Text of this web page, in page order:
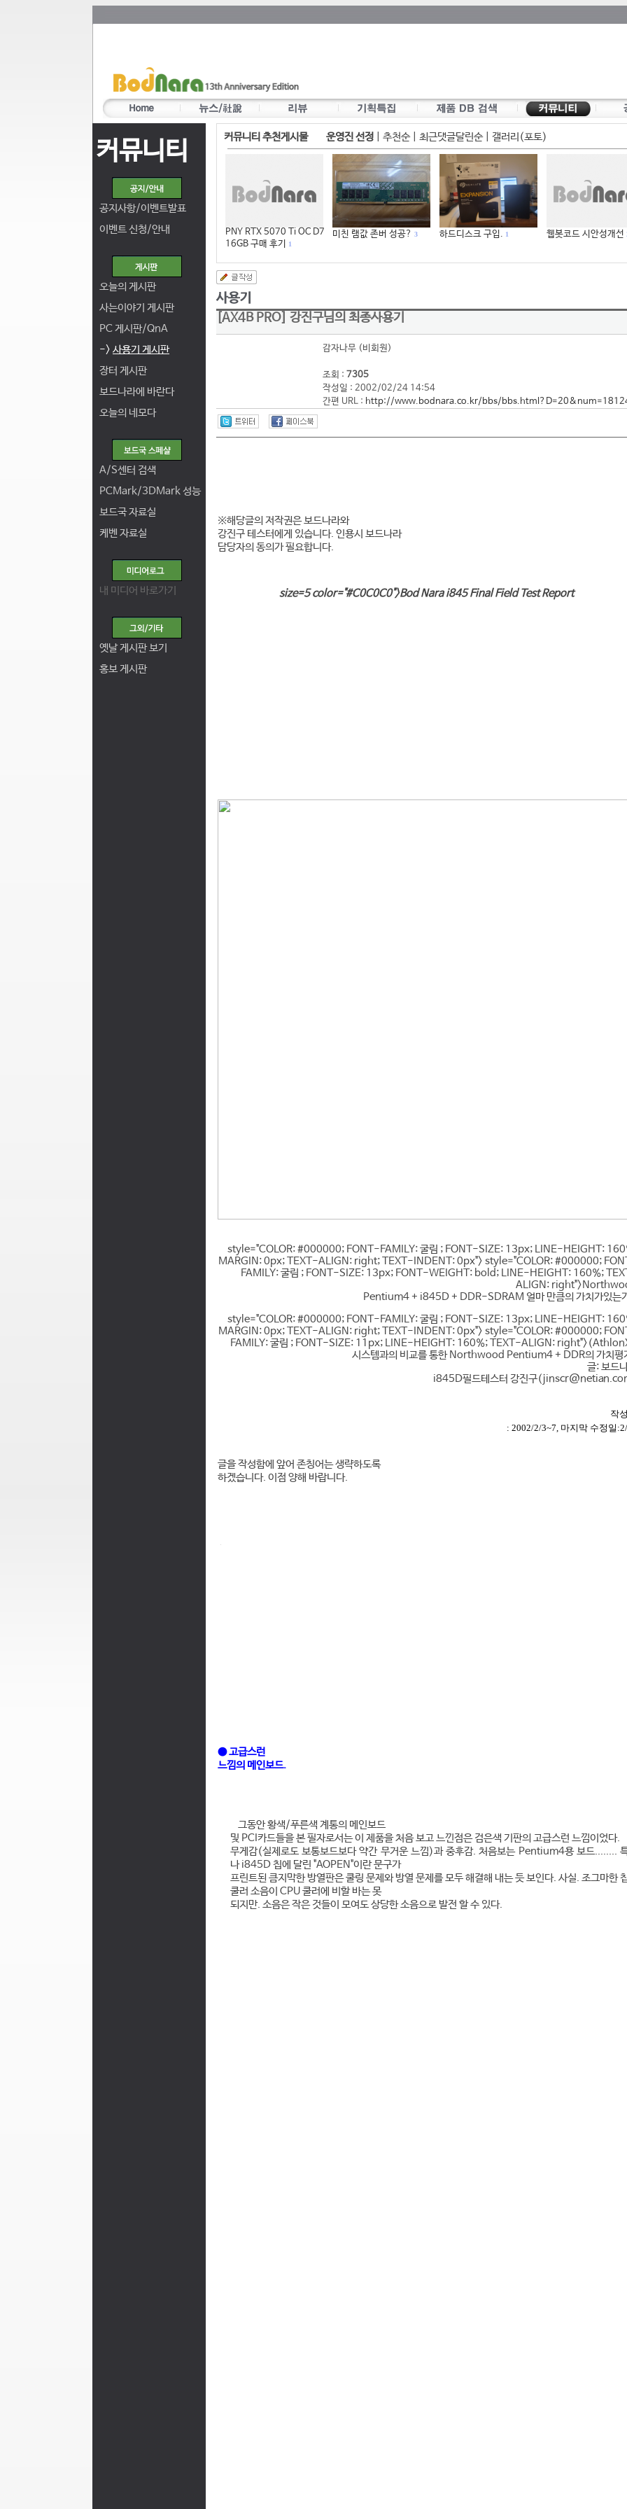
커뮤니티
공지사항/이벤트발표
이벤트 신청/안내
오늘의 게시판
사는이야기 게시판
PC 게시판/QnA
-> 사용기 게시판
장터 게시판
보드나라에 바란다
오늘의 네모다
A/S센터 검색
PCMark/3DMark 성능
보드국 자료실
케벤 자료실
내 미디어 바로가기
옛날 게시판 보기
홍보 게시판
커뮤니티 추천게시물 운영진 선정 추천순| 최근댓글달린순| 갤러리(포토)
PNY RTX 5070 Ti OC D7
16GB 구매 후기
1
미친 램값 존버 성공? 3 하드디스크 구입. 1 웹봇코드 시안성개선
[AX4B PRO] 강진구님의 최종사용기
감자나무 (비회원)
조회 : 7305
작성일 : 2002/02/24 14:54
간편 URL : http://www.bodnara.co.kr/bbs/
※해당글의 저작권은 보드나라와
강진구 테스터에게 있습니다. 인용시 보드나라
담당자의 동의가 필요합니다.
size=5 color="#C0C0C0">Bod Nara i845 Final Field Test Report
style="COLOR: #000000; FONT-FAMILY: 굴림 ; FONT-SIZE: 13px; LINE-HEIGHT:
MARGIN: 0px; TEXT-ALIGN: right; TEXT-INDENT: 0px"> style="COLOR: #000000;
FAMILY: 굴림 ; FONT-SIZE: 13px; FONT-WEIGHT: bold; LINE-HEIGHT: 160%;
ALIGN:
Pentium4 + i845D + DDR-SDRAM 얼마 만큼의 가치가있는
style="COLOR: #000000; FONT-FAMILY: 굴림 ; FONT-SIZE: 13px; LINE-HEIGHT:
MARGIN: 0px; TEXT-ALIGN: right; TEXT-INDENT: 0px"> style="COLOR: #000000;
FAMILY: 굴림 ; FONT-SIZE: 11px; LINE-HEIGHT: 160%; TEXT-ALIGN:
시스템과의 비교를 통한 Northwood Pentium4 + DDR의 가치평
글: 보드
i845D필드테스터 강진구
작
: 2002/2/3~7, 마지막 수정일
글을 작성함에 앞어 존칭어는 생략하도록
하겠습니다. 이점 양해 바랍니다.
● 고급스런
느낌의 메인보드.
그동안 황색/푸른색 계통의 메인보드
및 PCI카드들을 본 필자로서는 이 제품을 처음 보고 느낀점은 검은색 기판의 고급스런 느낌이었다.
무게감(실제로도 보통보드보다 약간 무거운 느낌)과 중후감. 처음보는 Pentium4용 보드........
나 i845D 칩에 달린 "AOPEN"이란 문구가
프린트된 큼지막한 방열판은 쿨링 문제와 방열 문제를 모두 해결해 내는 듯 보인다. 사실. 조그마한
쿨러 소음이 CPU 쿨러에 비할 바는 못
되지만. 소음은 작은 것들이 모여도 상당한 소음으로 발전 할 수 있다.